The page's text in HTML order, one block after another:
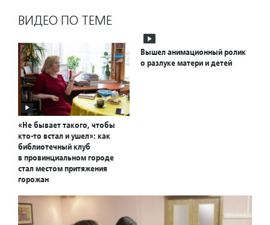
ВИДЕО ПО ТЕМЕ
«Не бывает такого, чтобы
кто-то встал и ушел»: как
библиотечный клуб
в провинциальном городе
стал местом притяжения
горожан
Вышел анимационный ролик
о разлуке матери и детей